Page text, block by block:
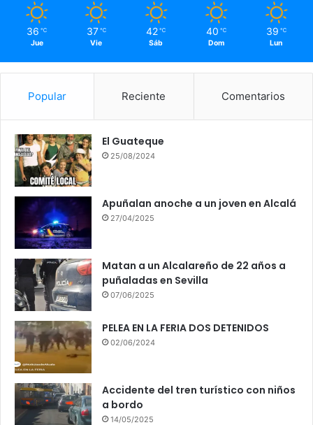
36 ℃
Jue
37 ℃
Vie
42 ℃
Sáb
40 ℃
Dom
39 ℃
Lun
Popular Reciente Comentarios
El Guateque
25/08/2024
Apuñalan anoche a un joven en Alcalá
27/04/2025
Matan a un Alcalareño de 22 años a
puñaladas en Sevilla
07/06/2025
PELEA EN LA FERIA DOS DETENIDOS
02/06/2024
Accidente del tren turístico con niños
a bordo
14/05/2025